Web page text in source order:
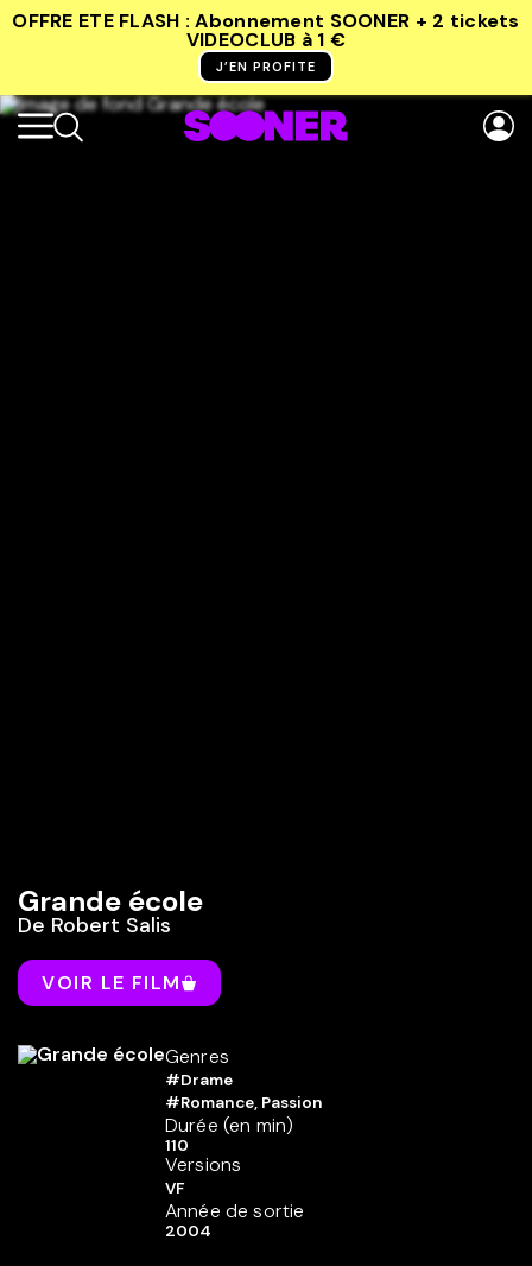
OFFRE ETE FLASH : Abonnement SOONER + 2 tickets
VIDEOCLUB à 1 €
J’EN PROFITE
Grande école
De Robert Salis
VOIR LE FILM
Genres
#Drame
#Romance, Passion
Durée (en min)
110
Versions
VF
Année de sortie
2004